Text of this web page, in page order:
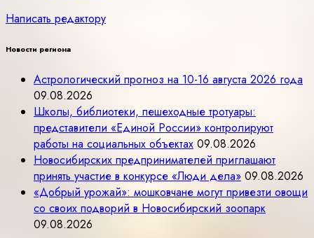
Написать редактору
Новости региона
Астрологический прогноз на 10-16 августа 2026 года
09.08.2026
Школы, библиотеки, пешеходные тротуары:
представители «Единой России» контролируют
работы на социальных объектах 09.08.2026
Новосибирских предпринимателей приглашают
принять участие в конкурсе «Люди дела» 09.08.2026
«Добрый урожай»: мошковчане могут привезти овощи
со своих подворий в Новосибирский зоопарк
09.08.2026